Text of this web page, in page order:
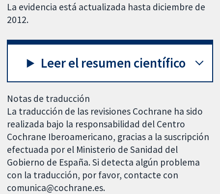
La evidencia está actualizada hasta diciembre de
2012.
Leer el resumen científico
Notas de traducción
La traducción de las revisiones Cochrane ha sido
realizada bajo la responsabilidad del Centro
Cochrane Iberoamericano, gracias a la suscripción
efectuada por el Ministerio de Sanidad del
Gobierno de España. Si detecta algún problema
con la traducción, por favor, contacte con
comunica@cochrane.es.